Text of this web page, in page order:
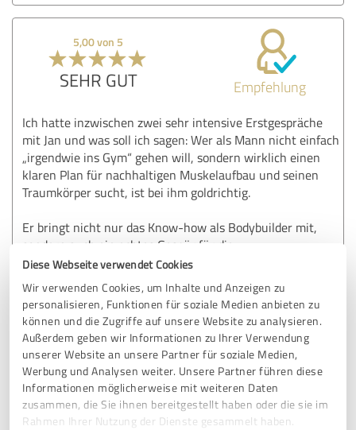
Diese Webseite verwendet Cookies
Wir verwenden Cookies, um Inhalte und Anzeigen zu
personalisieren, Funktionen für soziale Medien anbieten zu
können und die Zugriffe auf unsere Website zu analysieren.
Außerdem geben wir Informationen zu Ihrer Verwendung
unserer Website an unsere Partner für soziale Medien,
Werbung und Analysen weiter. Unsere Partner führen diese
Informationen möglicherweise mit weiteren Daten
zusammen, die Sie ihnen bereitgestellt haben oder die sie im
Rahmen Ihrer Nutzung der Dienste gesammelt haben.
5,00 von 5
SEHR GUT Empfehlung
Ich hatte inzwischen zwei sehr intensive Erstgespräche
mit Jan und was soll ich sagen: Wer als Mann nicht einfach
„irgendwie ins Gym“ gehen will, sondern wirklich einen
klaren Plan für nachhaltigen Muskelaufbau und seinen
Traumkörper sucht, ist bei ihm goldrichtig.
Er bringt nicht nur das Know-how als Bodybuilder mit,
sondern auch ein echtes Gespür für die
Herausforderungen, die das Leben so mit sich bringt, sei es
Zeitmangel, stagnierende Fortschritte oder Unsicherheit
beim Training und der Ernährung.
Was mir besonders imponiert hat: Er hört wirklich zu, stellt
die richtigen Fragen und nimmt sich Zeit, um individuell
auf meine Ziele und Bedürfnisse einzugehen.
Ich kann ihn jedem empfehlen, der mehr will als nur
Standard-Trainingspläne.